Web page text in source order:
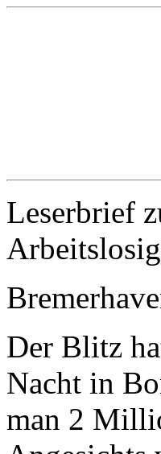
Leserbrief
Der Blitz
Nacht in
man 2